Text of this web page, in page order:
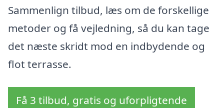
Sammenlign tilbud, læs om de forskellige
metoder og få vejledning, så du kan tage
det næste skridt mod en indbydende og
flot terrasse.
Få 3 tilbud, gratis og uforpligtende